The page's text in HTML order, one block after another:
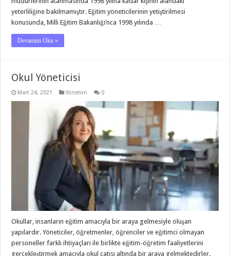
yeterliliğine bakılmamıştır. Eğitim yöneticilerinin yetiştirilmesi
konusunda, Milli Eğitim Bakanlığı’nca 1998 yılında …
Devamını Oku »
Okul Yöneticisi
Mart 24, 2021 Yönetim 0
Okullar, insanların eğitim amacıyla bir araya gelmesiyle oluşan
yapılardır. Yöneticiler, öğretmenler, öğrenciler ve eğitimci olmayan
personeller farklı ihtiyaçları ile birlikte eğitim-öğretim faaliyetlerini
gerçekleştirmek amacıyla okul çatısı altında bir araya gelmektedirler.